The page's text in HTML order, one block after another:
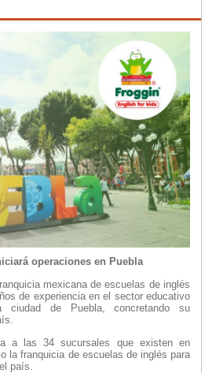
operaciones en Puebla
mexicana de escuelas de inglés
de experiencia en el sector educativo
ciudad de Puebla, concretando su
a las 34 sucursales que existen en
la franquicia de escuelas de inglés para
país.